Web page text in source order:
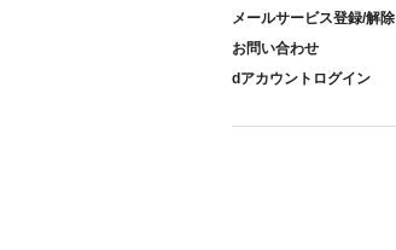
メールサービス登録/解除
お問い合わせ
dアカウントログイン